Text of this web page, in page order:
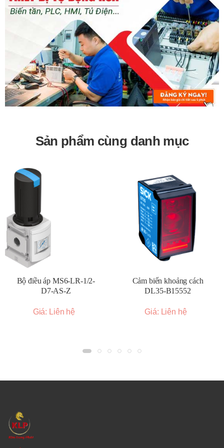
Bảo hành 12 tháng
Sản phẩm cùng danh mục
Bộ điều áp MS6-LR-1/2-
D7-AS-Z
Giá: Liên hệ
Cảm biến khoảng cách
DL35-B15552
Giá: Liên hệ